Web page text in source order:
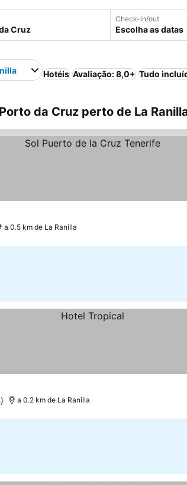
Check-in/out
Escolha as datas
Hotéis Avaliação: 8,0+ Tudo
da Cruz perto de La
a 0.5 km de La Ranilla
a 0.2 km de La Ranilla